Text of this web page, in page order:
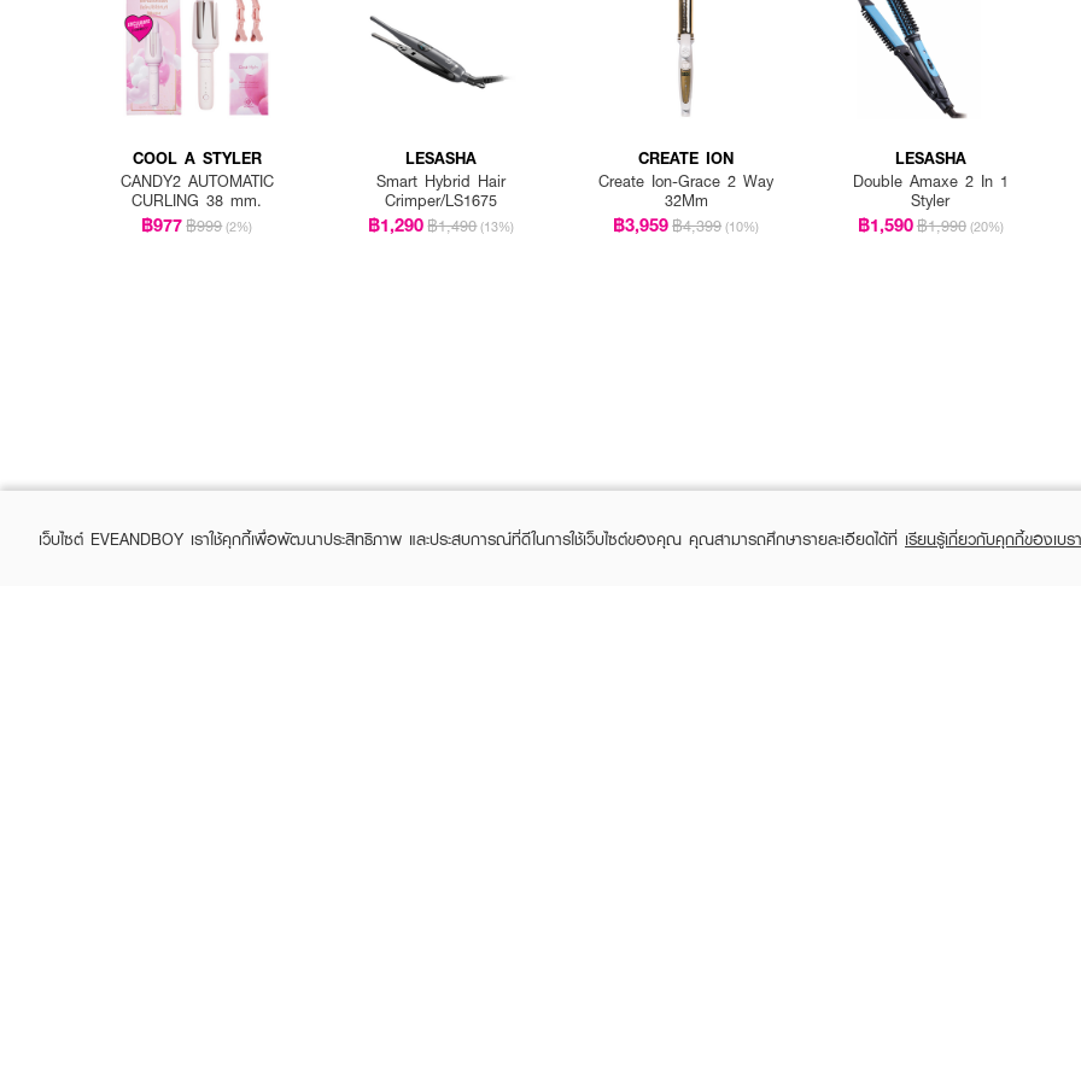
COOL A STYLER
CANDY2 AUTOMATIC
CURLING 38 mm.
฿977฿999 (2%)
LESASHA
Smart Hybrid Hair
Crimper/LS1675
฿1,290฿1,490 (13%)
CREATE ION
Create Ion-Grace 2 Way
32Mm
฿3,959฿4,399 (10%)
LESASHA
Double Amaxe 2 In 1
Styler
฿1,590฿1,990 (20%)
เว็บไซต์ EVEANDBOY เราใช้คุกกี้เพื่อพัฒนาประสิทธิภาพ และประสบการณ์ที่ดีในการใช้เว็บไซต์ของคุณ คุณสามารถศึกษารายละเอียดได้ที่ เรียนรู้เกี่ยวกับคุกกี้ของเบร